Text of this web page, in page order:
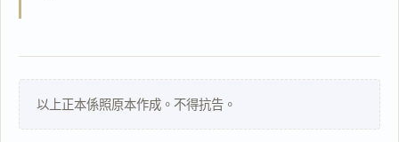
以上正本係照原本作成。不得抗告。
複